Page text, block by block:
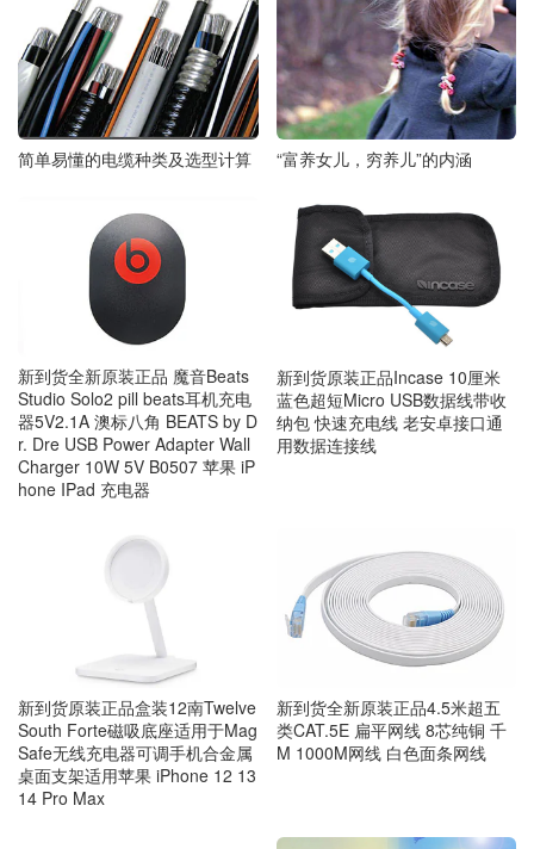
简单易懂的电缆种类及选型计算 “富养女儿，穷养儿”的内涵
新到货全新原装正品 魔音Beats
Studio Solo2 pill beats耳机充电
器5V2.1A 澳标八角 BEATS by D
r. Dre USB Power Adapter Wall
Charger 10W 5V B0507 苹果 iP
hone IPad 充电器
新到货原装正品Incase 10厘米
蓝色超短Micro USB数据线带收
纳包 快速充电线 老安卓接口通
用数据连接线
新到货原装正品盒装12南Twelve
South Forte磁吸底座适用于Mag
Safe无线充电器可调手机合金属
桌面支架适用苹果 iPhone 12 13
14 Pro Max
新到货全新原装正品4.5米超五
类CAT.5E 扁平网线 8芯纯铜 千
M 1000M网线 白色面条网线